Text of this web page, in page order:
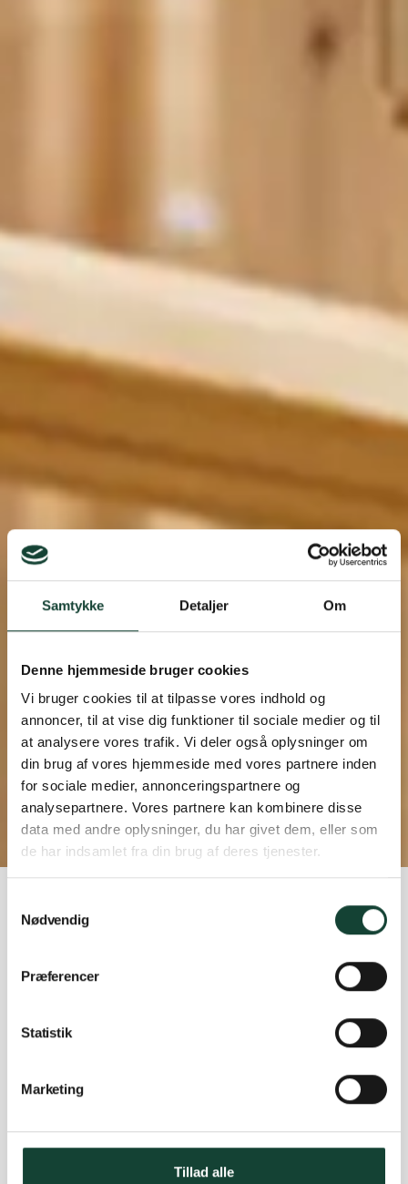
Samtykke Detaljer Om
Denne hjemmeside bruger cookies
Vi bruger cookies til at tilpasse vores indhold og
annoncer, til at vise dig funktioner til sociale medier og til
at analysere vores trafik. Vi deler også oplysninger om
din brug af vores hjemmeside med vores partnere inden
for sociale medier, annonceringspartnere og
analysepartnere. Vores partnere kan kombinere disse
data med andre oplysninger, du har givet dem, eller som
de har indsamlet fra din brug af deres tjenester.
Nødvendig
Præferencer
Statistik
Marketing
Tillad alle
Snittegninger
Nor1
Her kan du finde snittegningerne på vores Nor1.